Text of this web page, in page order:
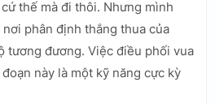
thế mà đi thôi. Nhưng mình
phân định thắng thua của
tương đương. Việc điều phối vua
này là một kỹ năng cực kỳ